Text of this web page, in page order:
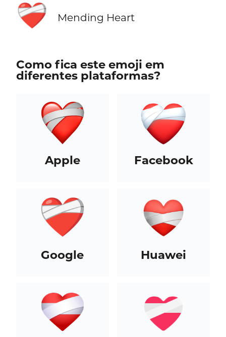
❤️‍🩹 Mending Heart
Como fica este emoji em
diferentes plataformas?
Apple Facebook
Google Huawei